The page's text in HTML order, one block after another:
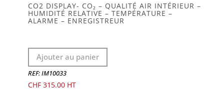
CO2 DISPLAY- CO₂ – QUALITÉ AIR INTÉRIEUR –
HUMIDITÉ RELATIVE – TEMPÉRATURE –
ALARME – ENREGISTREUR
Ajouter au panier
REF: IM10033
CHF315.00